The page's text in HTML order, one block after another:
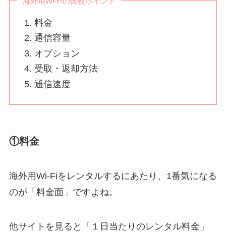
料金
通信容量
オプション
受取・返却方法
通信速度
①料金
海外用Wi-Fiをレンタルするにあたり、1番気になる
のが「料金面」ですよね。
他サイトを見ると「１日当たりのレンタル料金」